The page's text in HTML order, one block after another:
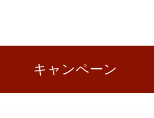
キャンペーン